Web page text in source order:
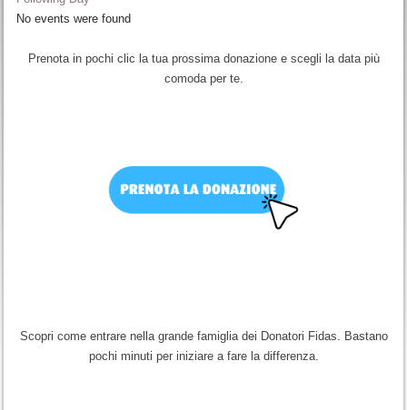
No events were found
Prenota in pochi clic la tua prossima donazione e scegli la data più
comoda per te.
Scopri come entrare nella grande famiglia dei Donatori Fidas. Bastano
pochi minuti per iniziare a fare la differenza.